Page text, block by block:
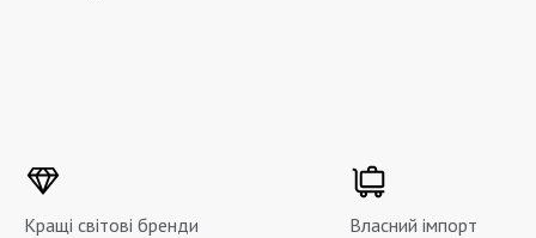
Кращі світові бренди Власний імпорт